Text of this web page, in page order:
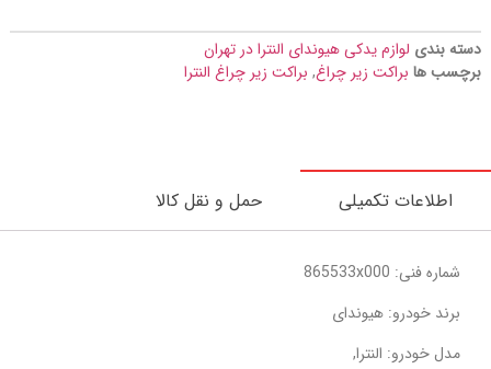
دسته بندی لوازم یدکی هیوندای النترا در تهران
برچسب ها براکت زیر چراغ, براکت زیر چراغ النترا
اطلاعات تکمیلی حمل و نقل کالا
شماره فنی: 865533x000
برند خودرو: هیوندای
مدل خودرو: النترا,